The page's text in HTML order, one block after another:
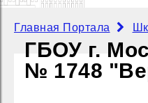
Главная Портала
ГБОУ г.
№ 1748